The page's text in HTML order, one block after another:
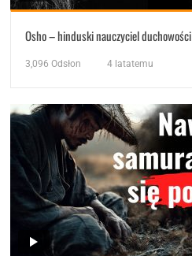
Osho – hinduski nauczyciel duchowości
3,096 Odsłon 4 latatemu